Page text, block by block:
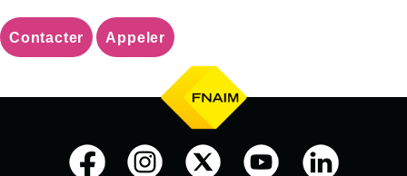
Contacter Appeler